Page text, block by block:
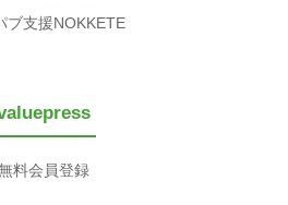
ブ支援NOKKETE
料会員登録